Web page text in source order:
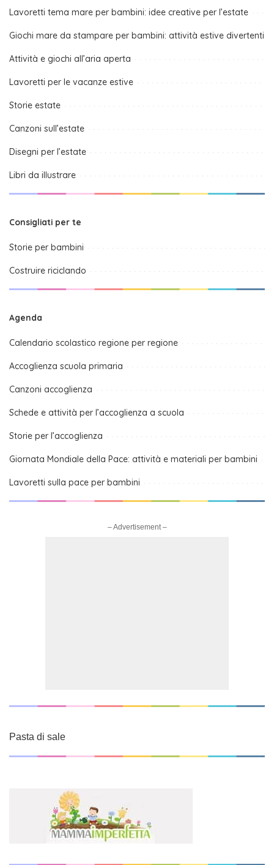
Lavoretti tema mare per bambini: idee creative per l’estate
Giochi mare da stampare per bambini: attività estive divertenti
Attività e giochi all’aria aperta
Lavoretti per le vacanze estive
Storie estate
Canzoni sull’estate
Disegni per l’estate
Libri da illustrare
Consigliati per te
Storie per bambini
Costruire riciclando
Agenda
Calendario scolastico regione per regione
Accoglienza scuola primaria
Canzoni accoglienza
Schede e attività per l’accoglienza a scuola
Storie per l’accoglienza
Giornata Mondiale della Pace: attività e materiali per bambini
Lavoretti sulla pace per bambini
– Advertisement –
Pasta di sale